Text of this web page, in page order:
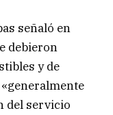
señaló en
debieron
y de
del servicio